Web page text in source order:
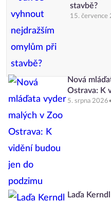
stavbě?
15. července
Nová
Ostrava: K
5. srpna 2026
Laďa